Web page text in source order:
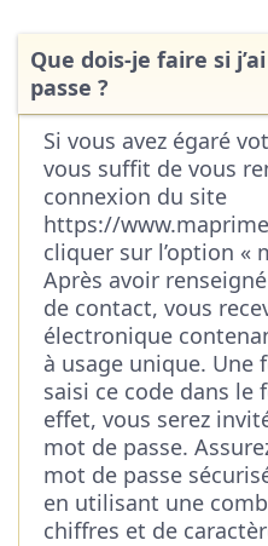
Que dois-je faire si
passe ?
Si vous avez égaré
vous suffit de vous
connexion du site
https://
cliquer sur l’option «
Après avoir
de contact, vous
électronique
à usage unique. Une
saisi ce code dans le
effet, vous serez
mot de passe.
mot de passe
en utilisant une
chiffres et de